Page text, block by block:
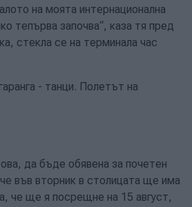
на моята интернационална
тепърва започва“, каза тя пред
стекла се на терминала час
- танци. Полетът на
да бъде обявена за почетен
във вторник в столицата ще има
че ще я посрещне на 15 август,